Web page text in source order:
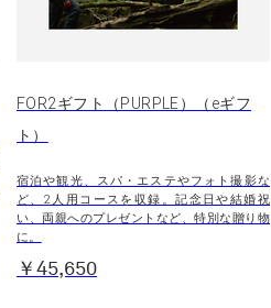
FOR2ギフト（PURPLE）（eギフ
ト）
宿泊や観光、スパ・エステやフォト撮影な
ど、2人用コースを収録。記念日や結婚祝
い、両親へのプレゼントなど、特別な贈り物
に。
￥45,650